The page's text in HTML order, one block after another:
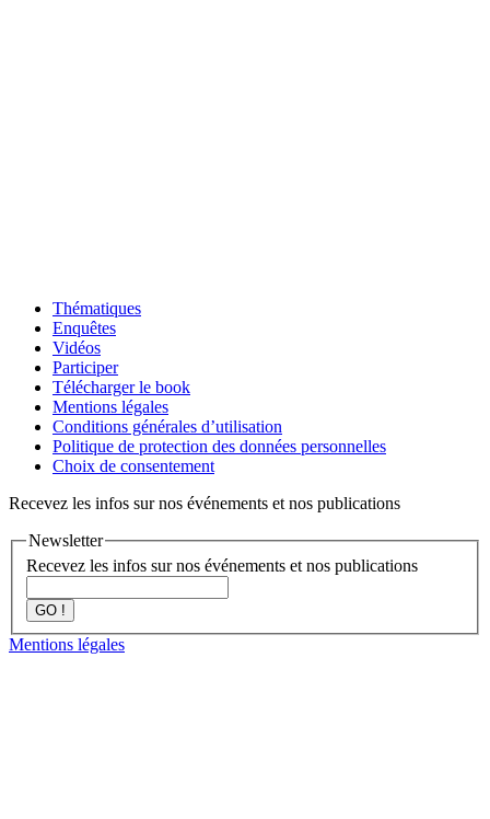
Thématiques
Enquêtes
Vidéos
Participer
Télécharger le book
Mentions légales
Conditions générales d’utilisation
Politique de protection des données personnelles
Choix de consentement
Recevez les infos sur nos événements et nos publications
Newsletter
Recevez les infos sur nos événements et nos publications
GO !
Mentions légales